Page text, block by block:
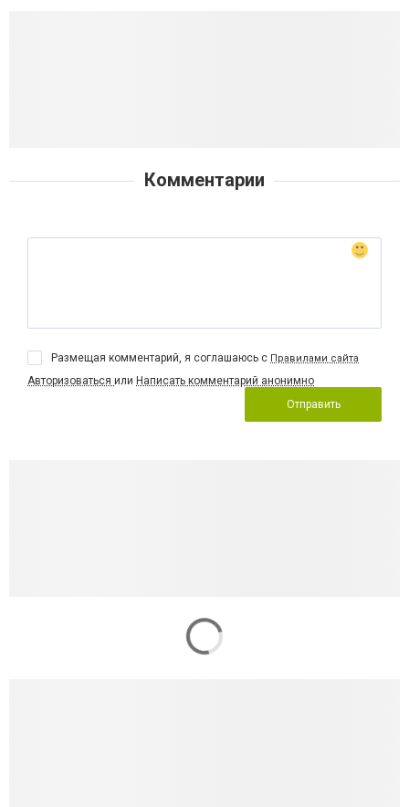
Комментарии
Размещая комментарий, я соглашаюсь с Правилами сайта
Авторизоваться или Написать комментарий анонимно
Отправить